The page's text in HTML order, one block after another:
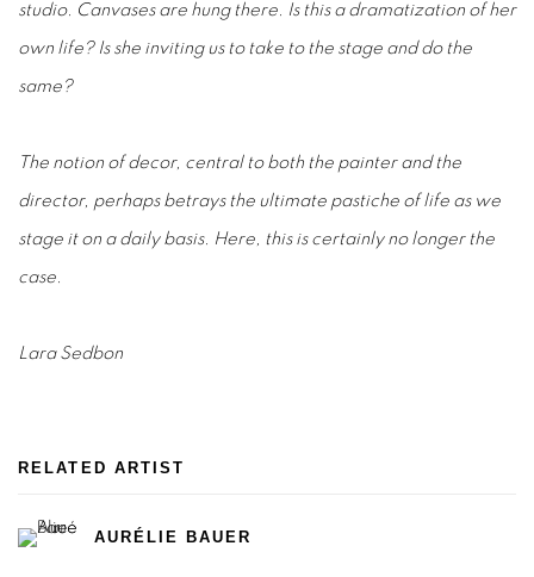
studio. Canvases are hung there. Is this a dramatization of her
own life? Is she inviting us to take to the stage and do the
same?
The notion of decor, central to both the painter and the
director, perhaps betrays the ultimate pastiche of life as we
stage it on a daily basis. Here, this is certainly no longer the
case.
Lara Sedbon
RELATED ARTIST
AURÉLIE BAUER